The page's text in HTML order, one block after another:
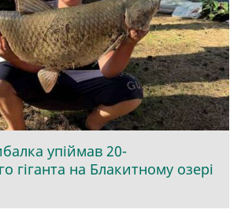
упіймав 20-
гіганта на Блакитному озері